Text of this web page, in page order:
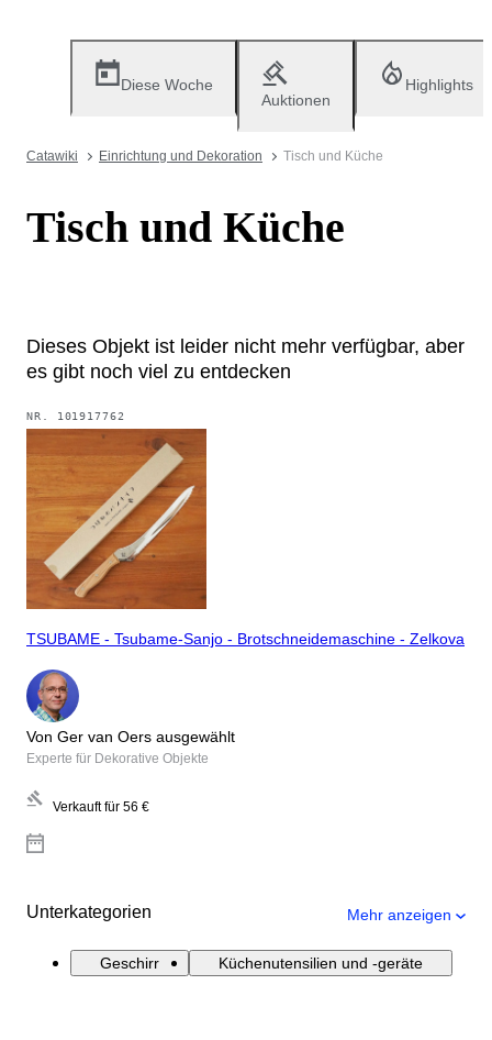
Diese Woche
Auktionen
Highlights
Catawiki Einrichtung und Dekoration Tisch und Küche
Tisch und Küche
Dieses Objekt ist leider nicht mehr verfügbar, aber
es gibt noch viel zu entdecken
NR. 101917762
TSUBAME - Tsubame-Sanjo - Brotschneidemaschine - Zelkova
Von Ger van Oers ausgewählt
Experte für Dekorative Objekte
Verkauft für 56 €
Unterkategorien Mehr anzeigen
Geschirr Küchenutensilien und -geräte